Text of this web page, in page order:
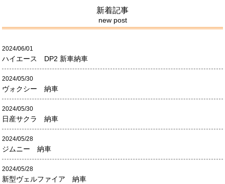
絡ください！
新着記事
new post
2024/06/01
ハイエース DP2 新車納車
2024/05/30
ヴォクシー 納車
2024/05/30
日産サクラ 納車
2024/05/28
ジムニー 納車
2024/05/28
新型ヴェルファイア 納車